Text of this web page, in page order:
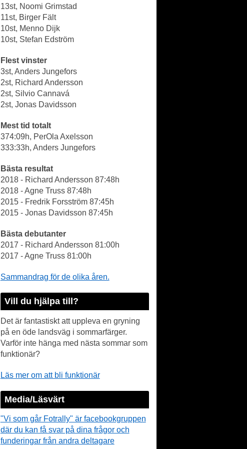
13st, Noomi Grimstad
11st, Birger Fält
10st, Menno Dijk
10st, Stefan Edström
Flest vinster
3st, Anders Jungefors
2st, Richard Andersson
2st, Silvio Cannavá
2st, Jonas Davidsson
Mest tid totalt
374:09h, PerOla Axelsson
333:33h, Anders Jungefors
Bästa resultat
2018 - Richard Andersson 87:48h
2018 - Agne Truss 87:48h
2015 - Fredrik Forsström 87:45h
2015 - Jonas Davidsson 87:45h
Bästa debutanter
2017 - Richard Andersson 81:00h
2017 - Agne Truss 81:00h
Sammandrag för de olika åren.
Vill du hjälpa till?
Det är fantastiskt att uppleva en gryning
på en öde landsväg i sommarfärger.
Varför inte hänga med nästa sommar som
funktionär?
Läs mer om att bli funktionär
Media/Läsvärt
"Vi som går Fotrally" är facebookgruppen
där du kan få svar på dina frågor och
funderingar från andra deltagare